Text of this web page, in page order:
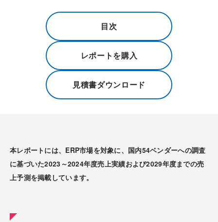
目次
レポートを購入
見積書ダウンロード
本レポートには、ERP市場を対象に、国内54ベンダーへの調査
に基づいた2023～2024年度売上実績および2029年度までの売
上予測を掲載しています。